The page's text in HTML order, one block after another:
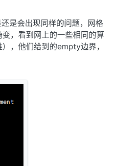
是会出现同样的问题，网格
，看到网上的一些相同的算
，他们给到的empty边界，